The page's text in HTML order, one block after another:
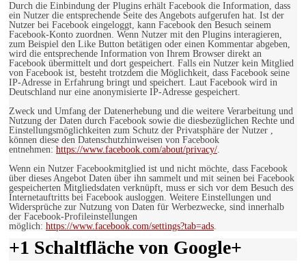
Durch die Einbindung der Plugins erhält Facebook die Information, dass
ein Nutzer die entsprechende Seite des Angebots aufgerufen hat. Ist der
Nutzer bei Facebook eingeloggt, kann Facebook den Besuch seinem
Facebook-Konto zuordnen. Wenn Nutzer mit den Plugins interagieren,
zum Beispiel den Like Button betätigen oder einen Kommentar abgeben,
wird die entsprechende Information von Ihrem Browser direkt an
Facebook übermittelt und dort gespeichert. Falls ein Nutzer kein Mitglied
von Facebook ist, besteht trotzdem die Möglichkeit, dass Facebook seine
IP-Adresse in Erfahrung bringt und speichert. Laut Facebook wird in
Deutschland nur eine anonymisierte IP-Adresse gespeichert.
Zweck und Umfang der Datenerhebung und die weitere Verarbeitung und
Nutzung der Daten durch Facebook sowie die diesbezüglichen Rechte und
Einstellungsmöglichkeiten zum Schutz der Privatsphäre der Nutzer ,
können diese den Datenschutzhinweisen von Facebook
entnehmen: https://www.facebook.com/about/privacy/.
Wenn ein Nutzer Facebookmitglied ist und nicht möchte, dass Facebook
über dieses Angebot Daten über ihn sammelt und mit seinen bei Facebook
gespeicherten Mitgliedsdaten verknüpft, muss er sich vor dem Besuch des
Internetauftritts bei Facebook ausloggen. Weitere Einstellungen und
Widersprüche zur Nutzung von Daten für Werbezwecke, sind innerhalb
der Facebook-Profileinstellungen
möglich: https://www.facebook.com/settings?tab=ads.
+1 Schaltfläche von Google+